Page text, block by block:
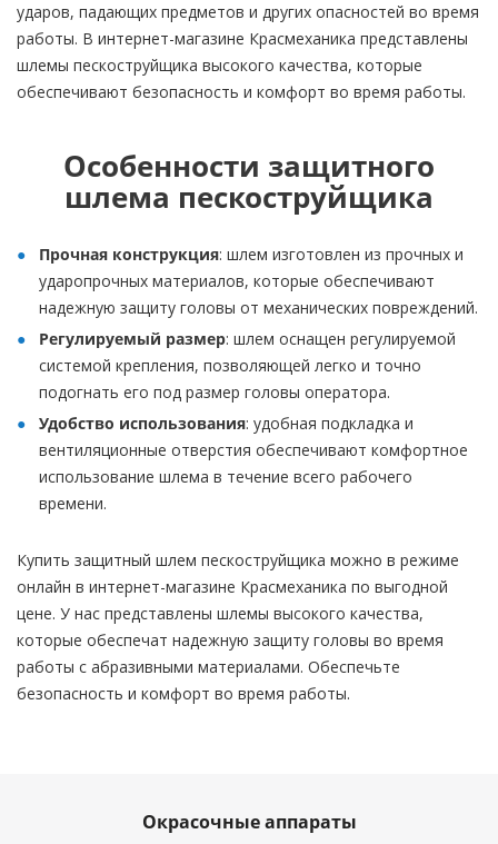
ударов, падающих предметов и других опасностей во время
работы. В интернет-магазине Красмеханика представлены
шлемы пескоструйщика высокого качества, которые
обеспечивают безопасность и комфорт во время работы.
Особенности защитного
шлема пескоструйщика
Прочная конструкция: шлем изготовлен из прочных и
ударопрочных материалов, которые обеспечивают
надежную защиту головы от механических повреждений.
Регулируемый размер: шлем оснащен регулируемой
системой крепления, позволяющей легко и точно
подогнать его под размер головы оператора.
Удобство использования: удобная подкладка и
вентиляционные отверстия обеспечивают комфортное
использование шлема в течение всего рабочего
времени.
Купить защитный шлем пескоструйщика можно в режиме
онлайн в интернет-магазине Красмеханика по выгодной
цене. У нас представлены шлемы высокого качества,
которые обеспечат надежную защиту головы во время
работы с абразивными материалами. Обеспечьте
безопасность и комфорт во время работы.
Окрасочные аппараты